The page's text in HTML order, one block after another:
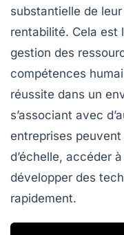
substantielle de
rentabilité. Cela est
gestion des
compétences
réussite dans un
s’associant avec
entreprises
d’échelle, accéder
développer des
rapidement.